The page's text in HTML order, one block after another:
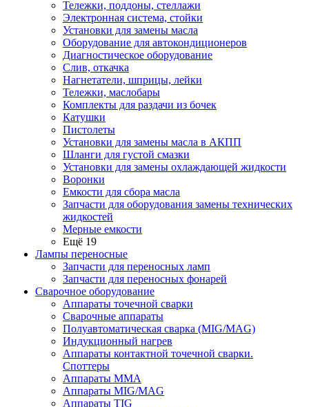
Тележки, поддоны, стеллажи
Электронная система, стойки
Установки для замены масла
Оборудование для автокондиционеров
Диагностическое оборудование
Слив, откачка
Нагнетатели, шприцы, лейки
Тележки, маслобары
Комплекты для раздачи из бочек
Катушки
Пистолеты
Установки для замены масла в АКПП
Шланги для густой смазки
Установки для замены охлаждающей жидкости
Воронки
Емкости для сбора масла
Запчасти для оборудования замены технических
жидкостей
Мерные емкости
Ещё 19
Лампы переносные
Запчасти для переносных ламп
Запчасти для переносных фонарей
Сварочное оборудование
Аппараты точечной сварки
Сварочные аппараты
Полуавтоматическая сварка (MIG/MAG)
Индукционный нагрев
Аппараты контактной точечной сварки.
Споттеры
Аппараты MMA
Аппараты MIG/MAG
Аппараты TIG